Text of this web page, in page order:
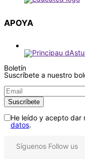
APOYA
Boletín
Suscríbete a nuestro
He leído y acepto dar
datos.
Síguenos Follow us